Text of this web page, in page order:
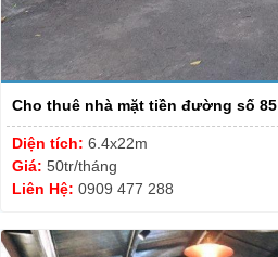
Cho thuê nhà mặt tiền đường số
Diện tích: 6.4x22m
Giá: 50tr/tháng
Liên Hệ: 0909 477 288